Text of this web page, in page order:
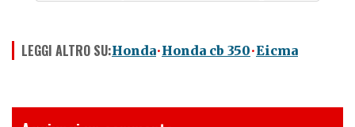
LEGGI ALTRO SU:Honda Honda cb 350 Eicma